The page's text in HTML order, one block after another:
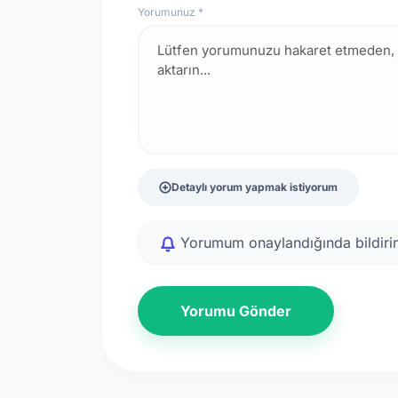
Yorumunuz *
Detaylı yorum yapmak istiyorum
Yorumum onaylandığında
Yorumu Gönder